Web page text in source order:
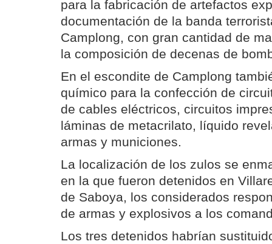
para la fabricación de artefactos
documentación de la banda
Camplong, con gran cantidad de
la composición de decenas de
En el escondite de Camplong
químico para la confección de
de cables eléctricos, circuitos
láminas de metacrilato, líquido
armas y municiones.
La localización de los zulos se
en la que fueron detenidos en
de Saboya, los considerados
de armas y explosivos a los
Los tres detenidos habrían